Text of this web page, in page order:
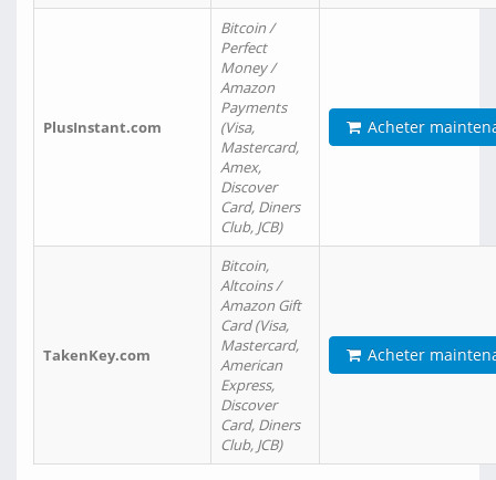
PlusInstant.com
Bitcoin /
Perfect
Money /
Amazon
Payments
(Visa,
Mastercard,
Amex,
Discover
Card, Diners
Club, JCB)
Acheter
TakenKey.com
Bitcoin,
Altcoins /
Amazon Gift
Card (Visa,
Mastercard,
American
Express,
Discover
Card, Diners
Club, JCB)
Acheter